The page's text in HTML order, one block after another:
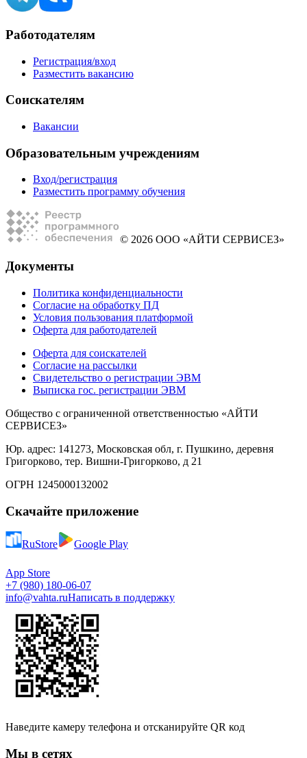
Работодателям
Регистрация/вход
Разместить вакансию
Соискателям
Вакансии
Образовательным учреждениям
Вход/регистрация
Разместить программу обучения
© 2026 ООО «АЙТИ СЕРВИСЕЗ»
Документы
Политика конфиденциальности
Согласие на обработку ПД
Условия пользования платформой
Оферта для работодателей
Оферта для соискателей
Согласие на рассылки
Свидетельство о регистрации ЭВМ
Выписка гос. регистрации ЭВМ
Общество с ограниченной ответственностью «АЙТИ
СЕРВИСЕЗ»
Юр. адрес: 141273, Московская обл, г. Пушкино, деревня
Григорково, тер. Вишни-Григорково, д 21
ОГРН 1245000132002
Скачайте приложение
RuStore Google Play
App Store
+7 (980) 180-06-07
info@vahta.ruНаписать в поддержку
Наведите камеру телефона и отсканируйте QR код
Мы в сетях